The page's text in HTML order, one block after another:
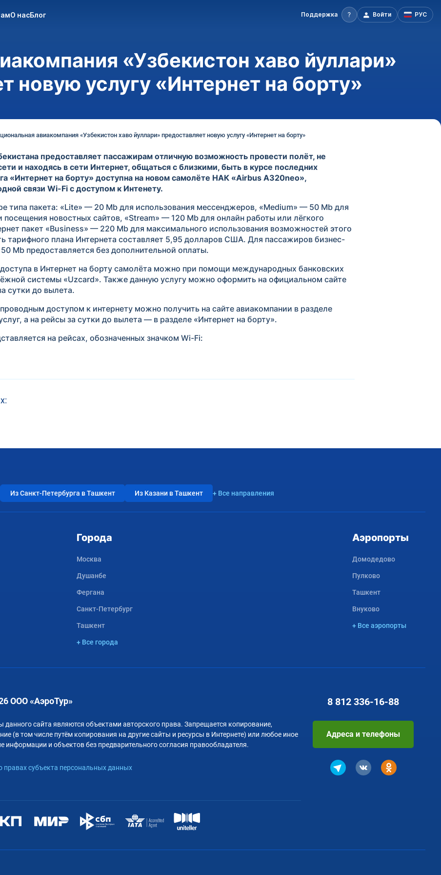
О насБлог Поддержка Войти РУС
«Узбекистон хаво йуллари»
новую услугу «Интернет на борту»
авиакомпания «Узбекистон хаво йуллари» предоставляет новую услугу «Интернет на борту»
предоставляет пассажирам отличную возможность провести полёт, не
и находясь в сети Интернет, общаться с близкими, быть в курсе последних
«Интернет на борту» доступна на новом самолёте НАК «Airbus A320neo»,
связи Wi-Fi с доступом к Интенету.
типа пакета: «Lite» — 20 Mb для использования мессенджеров, «Medium» — 50 Mb для
новостных сайтов, «Stream» — 120 Mb для онлайн работы или лёгкого
пакет «Business» — 220 Mb для максимального использования возможностей этого
тарифного плана Интернета составляет 5,95 долларов США. Для пассажиров бизнес-
Mb предоставляется без дополнительной оплаты.
в Интернет на борту самолёта можно при помощи международных банковских
системы «Uzcard». Также данную услугу можно оформить на официальном сайте
сутки до вылета.
доступом к интернету можно получить на сайте авиакомпании в разделе
а на рейсы за сутки до вылета — в разделе «Интернет на борту».
на рейсах, обозначенных значком Wi-Fi:
Из Санкт-Петербурга в Ташкент Из Казани в Ташкент + Все направления
Города
Москва
Душанбе
Фергана
Санкт-Петербург
Ташкент
+ Все города
Аэропорты
Домодедово
Пулково
Ташкент
Внуково
+ Все аэропорты
ООО «АэроТур»
данного сайта являются объектами авторского права. Запрещается копирование,
(в том числе путём копирования на другие сайты и ресурсы в Интернете) или любое иное
информации и объектов без предварительного согласия правообладателя.
субъекта персональных данных
8 812 336-16-88
Адреса и телефоны